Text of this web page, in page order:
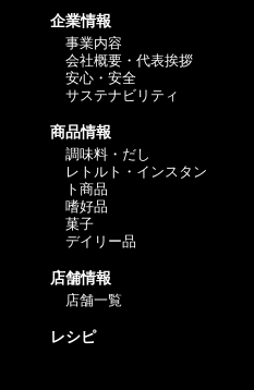
企業情報
事業内容
会社概要・代表挨拶
安心・安全
サステナビリティ
商品情報
調味料・だし
レトルト・インスタン
ト商品
嗜好品
菓子
デイリー品
店舗情報
店舗一覧
レシピ